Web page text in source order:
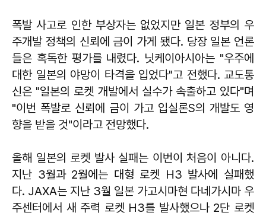
폭발 사고로 인한 부상자는 없었지만 일본 정부의 우
주개발 정책의 신뢰에 금이 가게 됐다. 당장 일본 언론
들은 혹독한 평가를 내렸다. 닛케이아시아는 "우주에
대한 일본의 야망이 타격을 입었다"고 전했다. 교도통
신은 "일본의 로켓 개발에서 실수가 속출하고 있다"며
"이번 폭발로 신뢰에 금이 가고 입실론S의 개발도 영
향을 받을 것"이라고 전망했다.
올해 일본의 로켓 발사 실패는 이번이 처음이 아니다.
지난 3월과 2월에는 대형 로켓 H3 발사에 실패했
다. JAXA는 지난 3월 일본 가고시마현 다네가시마 우
주센터에서 새 주력 로켓 H3를 발사했으나 2단 로켓